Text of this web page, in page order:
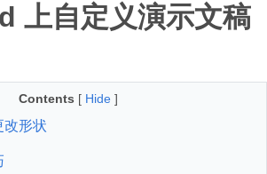
上自定义演示文稿
Contents [ Hide ]
改形状